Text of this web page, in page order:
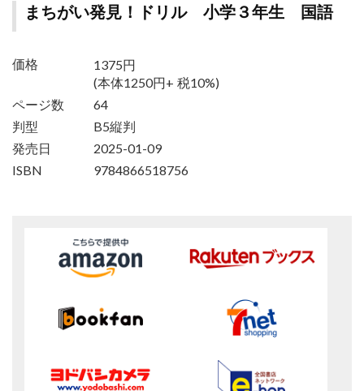
まちがい発見！ドリル 小学３年生 国語
価格
1375円
(本体1250円+ 税10%)
ページ数
64
判型
B5縦判
発売日
2025-01-09
ISBN
9784866518756